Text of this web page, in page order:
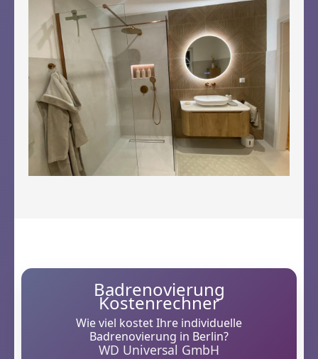
Badrenovierung
Kostenrechner
Wie viel kostet Ihre individuelle
Badrenovierung in Berlin?
WD Universal GmbH